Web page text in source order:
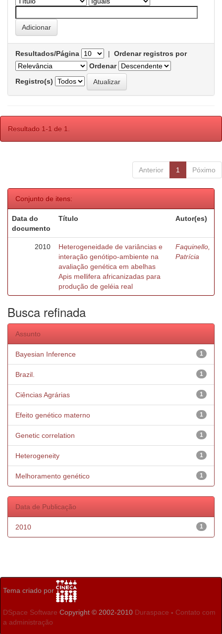
Resultados/Página | Ordenar registros por
Ordenar
Registro(s)
Resultado 1-1 de 1.
Anterior 1 Póximo
Conjunto de itens:
Data do
documento
Título Autor(es)
2010
Heterogeneidade de variâncias e
interação genótipo-ambiente na
avaliação genética em abelhas
Apis mellifera africanizadas para
produção de geléia real
Faquinello,
Patrícia
Busca refinada
Assunto
1
Bayesian Inference
1
Brazil.
1
Ciências Agrárias
1
Efeito genético materno
1
Genetic correlation
1
Heterogeneity
1
Melhoramento genético
Data de Publicação
1
2010
Tema criado por
DSpace Software Copyright © 2002-2010 Duraspace - Contato com
a administração